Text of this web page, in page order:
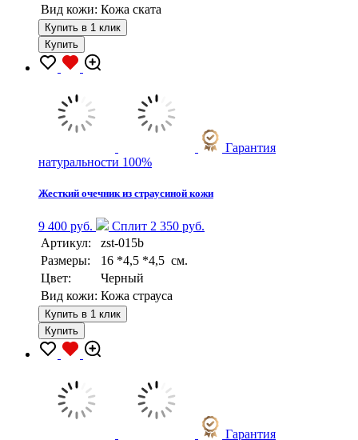
Вид кожи: Кожа ската
Купить в 1 клик
Купить
Гарантия
натуральности 100%
Жесткий очечник из страусиной кожи
9 400 руб.
Сплит 2 350 руб.
Артикул:
zst-015b
Размеры:
16 *4,5 *4,5 см.
Цвет:
Черный
Вид кожи: Кожа страуса
Купить в 1 клик
Купить
Гарантия